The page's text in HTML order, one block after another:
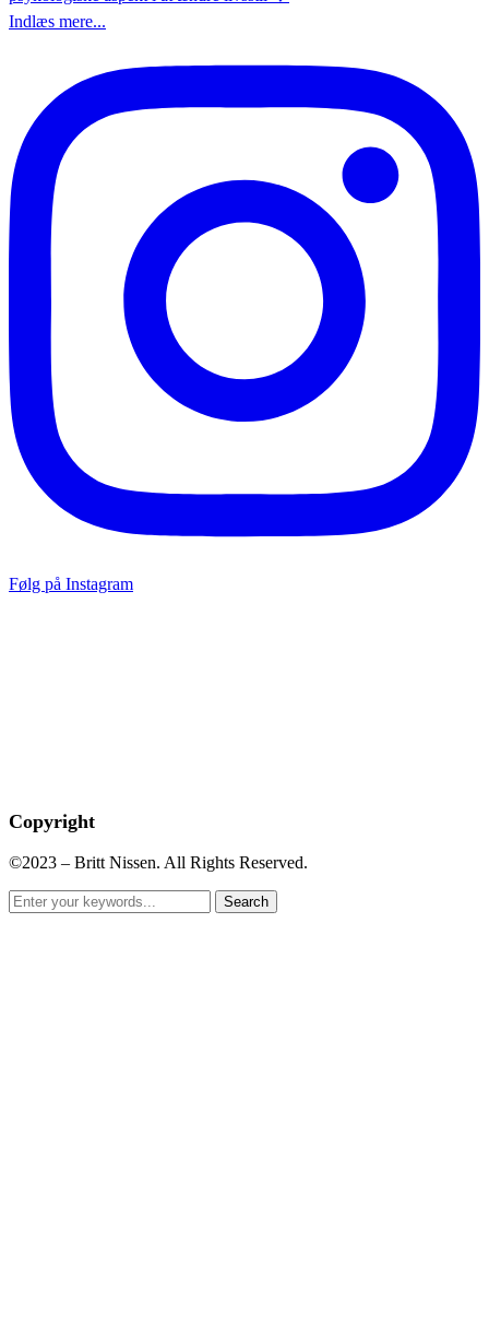
Indlæs mere...
Følg på Instagram
Copyright
©2023 – Britt Nissen. All Rights Reserved.